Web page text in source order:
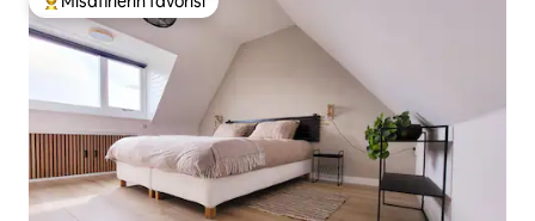
Misafirlerin favorilerinden en beğenilenler arasında